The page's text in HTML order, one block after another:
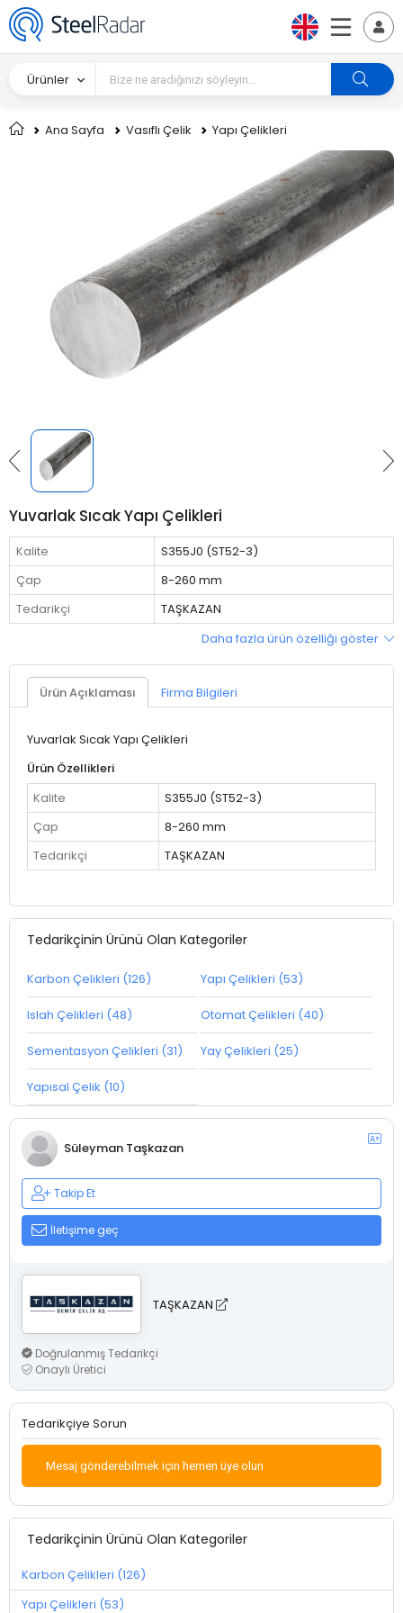
Ürünler
Ana Sayfa Vasıflı Çelik Yapı Çelikleri
Yuvarlak Sıcak Yapı Çelikleri
Kalite
S355J0 (ST52-3)
Çap
8-260 mm
Tedarikçi
TAŞKAZAN
Daha fazla ürün özelliği göster
Ürün Açıklaması Firma Bilgileri
Yuvarlak Sıcak Yapı Çelikleri
Ürün Özellikleri
Kalite
S355J0 (ST52-3)
Çap
8-260 mm
Tedarikçi
TAŞKAZAN
Tedarikçinin Ürünü Olan Kategoriler
Karbon Çelikleri (126) Yapı Çelikleri (53)
Islah Çelikleri (48) Otomat Çelikleri (40)
Sementasyon Çelikleri (31) Yay Çelikleri (25)
Yapısal Çelik (10)
Süleyman Taşkazan
Takip Et
İletişime geç
TAŞKAZAN
Doğrulanmış Tedarikçi
Onaylı Üretici
Tedarikçiye Sorun
Mesaj gönderebilmek için hemen üye olun
Tedarikçinin Ürünü Olan Kategoriler
Karbon Çelikleri (126)
Yapı Çelikleri (53)